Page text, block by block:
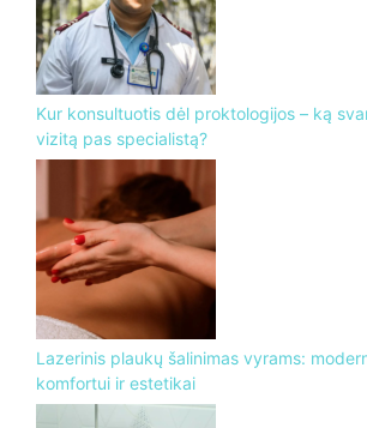
Kur konsultuotis dėl proktologijos – ką
vizitą pas specialistą?
Lazerinis plaukų šalinimas vyrams:
komfortui ir estetikai